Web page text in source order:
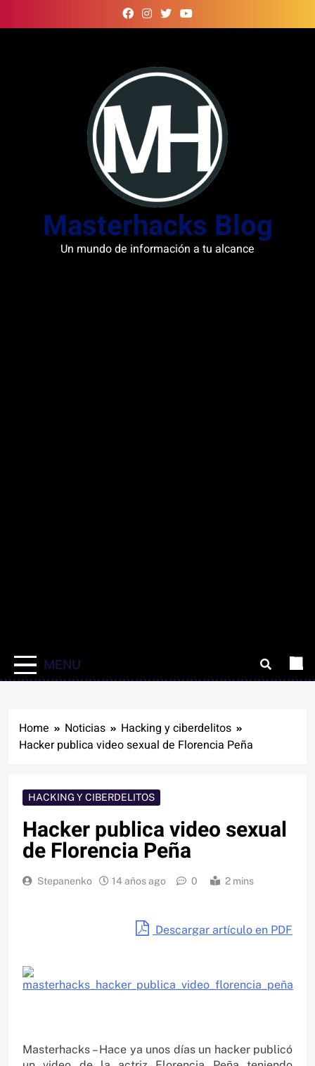
to
Masterhacks Blog
Un mundo de información a tu alcance
MENU
Home Noticias
Hacking y ciberdelitos
Hacker publica video sexual de Florencia Peña
HACKING Y CIBERDELITOS
Hacker publica video sexual
de Florencia Peña
Stepanenko 14 años ago 0 2 mins
Descargar artículo en PDF
Masterhacks – Hace ya unos días un hacker publicó